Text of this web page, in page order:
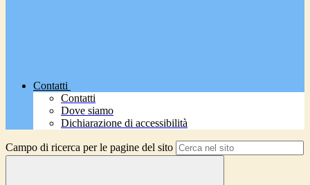
Contatti
Contatti
Dove siamo
Dichiarazione di accessibilità
Campo di ricerca per le pagine del sito